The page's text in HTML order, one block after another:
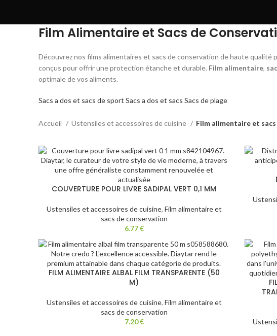
Film Alimentaire et Sacs de
Découvrez nos films alimentaires et sacs de conservation de haute
conçus pour offrir une protection étanche et durable. Film alimentaire,
optimale de vos aliments.
Sacs a dos et sacs de sport Sacs a dos et sacs Sacs de plage
Accueil Ustensiles et accessoires de cuisine Film alimentaire et
COUVERTURE POUR LIVRE SADIPAL VERT 0,1 MM
Ustensiles et accessoires de cuisine, Film alimentaire et
sacs de conservation
6.77€
FILM ALIMENTAIRE ALBAL FILM TRANSPARENTE (50
M)
Ustensiles et accessoires de cuisine, Film alimentaire et
sacs de conservation
7.20€